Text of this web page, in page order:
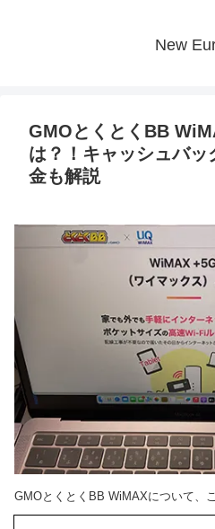
New
GMOとくとくBB
は？！キャッシュバ
金も解説
GMOとくとくBB WiMAXについて、